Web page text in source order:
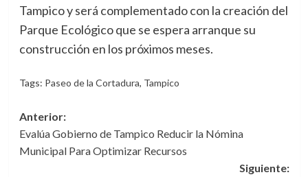
Tampico y será complementado con la creación del
Parque Ecológico que se espera arranque su
construcción en los próximos meses.
Tags: Paseo de la Cortadura, Tampico
Navegación
de
entradas
Anterior:
Evalúa Gobierno de Tampico Reducir la Nómina
Municipal Para Optimizar Recursos
Siguiente: